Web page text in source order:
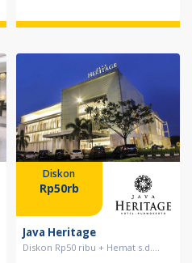
Diskon
Rp50rb
Java Heritage
Diskon Rp50 ribu + Hemat s.d....